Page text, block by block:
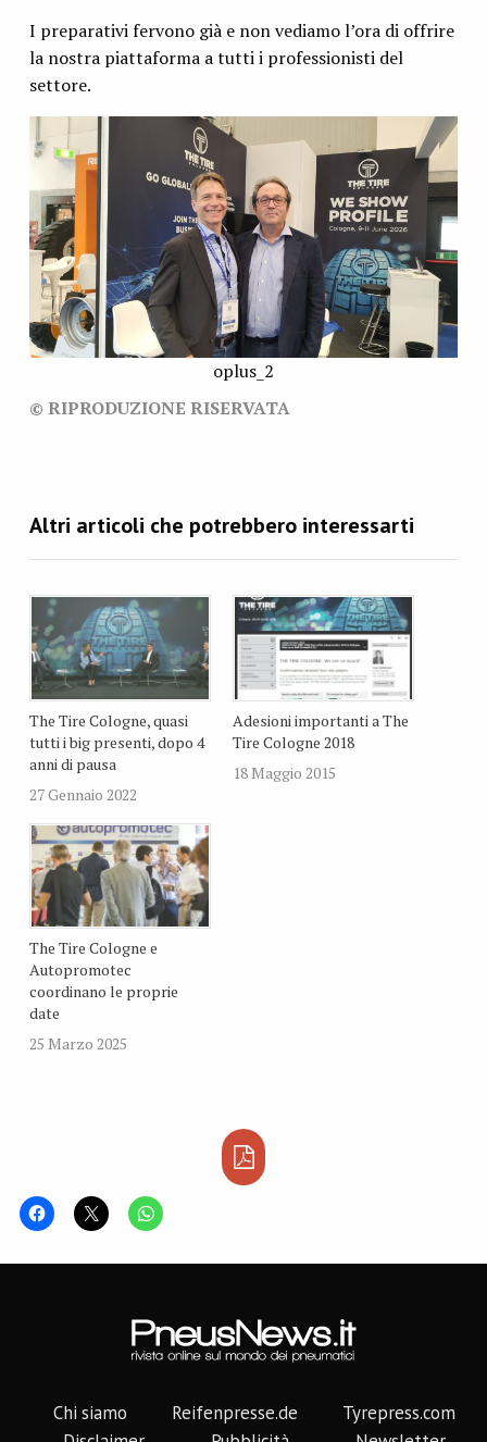
I preparativi fervono già e non vediamo l’ora di offrire
la nostra piattaforma a tutti i professionisti del
settore.
oplus_2
© RIPRODUZIONE RISERVATA
The Tire Cologne, quasi
tutti i big presenti, dopo 4
anni di pausa
27 Gennaio 2022
Adesioni importanti a The
Tire Cologne 2018
18 Maggio 2015
The Tire Cologne e
Autopromotec
coordinano le proprie
date
25 Marzo 2025
Chi siamo Reifenpresse.de
Tyrepress.com